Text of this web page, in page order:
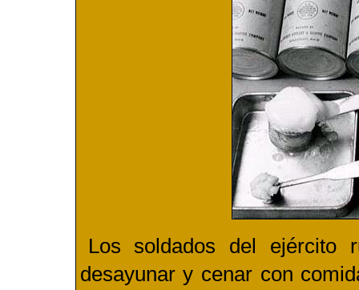
Los soldados del ejército
desayunar y cenar con